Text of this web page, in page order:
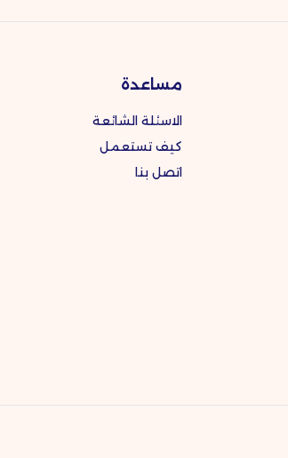
مساعدة
الاسئلة الشائعة
كيف تستعمل
اتصل بنا